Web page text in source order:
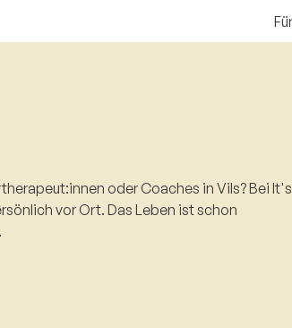
oder Coaches in Vils? Bei It's
vor Ort. Das Leben ist schon